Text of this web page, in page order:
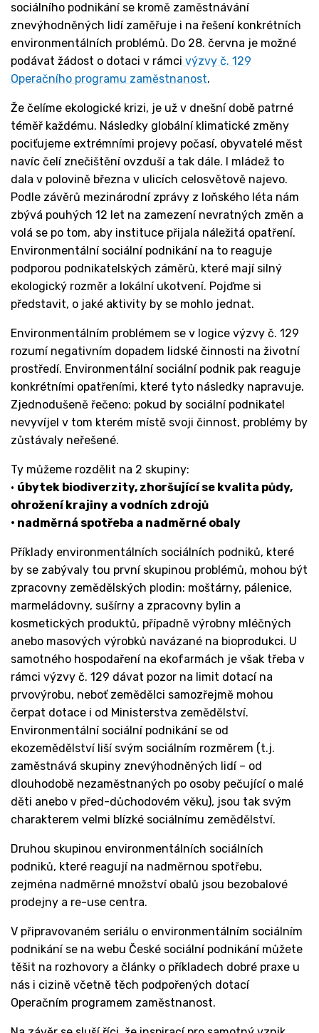
sociálního podnikání se kromě zaměstnávání
znevýhodněných lidí zaměřuje i na řešení konkrétních
environmentálních problémů. Do 28. června je možné
podávat žádost o dotaci v rámci výzvy č. 129
Operačního programu zaměstnanost.
Že čelíme ekologické krizi, je už v dnešní době patrné
téměř každému. Následky globální klimatické změny
pociťujeme extrémními projevy počasí, obyvatelé měst
navíc čelí znečištění ovzduší a tak dále. I mládež to
dala v polovině března v ulicích celosvětově najevo.
Podle závěrů mezinárodní zprávy z loňského léta nám
zbývá pouhých 12 let na zamezení nevratných změn a
volá se po tom, aby instituce přijala náležitá opatření.
Environmentální sociální podnikání na to reaguje
podporou podnikatelských záměrů, které mají silný
ekologický rozměr a lokální ukotvení. Pojďme si
představit, o jaké aktivity by se mohlo jednat.
Environmentálním problémem se v logice výzvy č. 129
rozumí negativním dopadem lidské činnosti na životní
prostředí. Environmentální sociální podnik pak reaguje
konkrétními opatřeními, které tyto následky napravuje.
Zjednodušeně řečeno: pokud by sociální podnikatel
nevyvíjel v tom kterém místě svoji činnost, problémy by
zůstávaly neřešené.
Ty můžeme rozdělit na 2 skupiny:
• úbytek biodiverzity, zhoršující se kvalita půdy,
ohrožení krajiny a vodních zdrojů
• nadměrná spotřeba a nadměrné obaly
Příklady environmentálních sociálních podniků, které
by se zabývaly tou první skupinou problémů, mohou být
zpracovny zemědělských plodin: moštárny, pálenice,
marmeládovny, sušírny a zpracovny bylin a
kosmetických produktů, případně výrobny mléčných
anebo masových výrobků navázané na bioprodukci. U
samotného hospodaření na ekofarmách je však třeba v
rámci výzvy č. 129 dávat pozor na limit dotací na
prvovýrobu, neboť zemědělci samozřejmě mohou
čerpat dotace i od Ministerstva zemědělství.
Environmentální sociální podnikání se od
ekozemědělství liší svým sociálním rozměrem (t.j.
zaměstnává skupiny znevýhodněných lidí – od
dlouhodobě nezaměstnaných po osoby pečující o malé
děti anebo v před-důchodovém věku), jsou tak svým
charakterem velmi blízké sociálnímu zemědělství.
Druhou skupinou environmentálních sociálních
podniků, které reagují na nadměrnou spotřebu,
zejména nadměrné množství obalů jsou bezobalové
prodejny a re-use centra.
V připravovaném seriálu o environmentálním sociálním
podnikání se na webu České sociální podnikání můžete
těšit na rozhovory a články o příkladech dobré praxe u
nás i cizině včetně těch podpořených dotací
Operačním programem zaměstnanost.